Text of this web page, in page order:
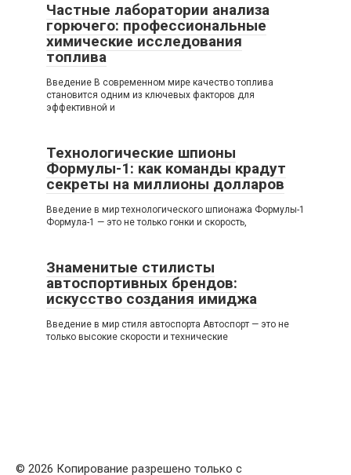
Частные лаборатории анализа
горючего: профессиональные
химические исследования
топлива
Введение В современном мире качество топлива
становится одним из ключевых факторов для
эффективной и
Технологические шпионы
Формулы-1: как команды крадут
секреты на миллионы долларов
Введение в мир технологического шпионажа Формулы-1
Формула-1 — это не только гонки и скорость,
Знаменитые стилисты
автоспортивных брендов:
искусство создания имиджа
Введение в мир стиля автоспорта Автоспорт — это не
только высокие скорости и технические
© 2026 Копирование разрешено только с